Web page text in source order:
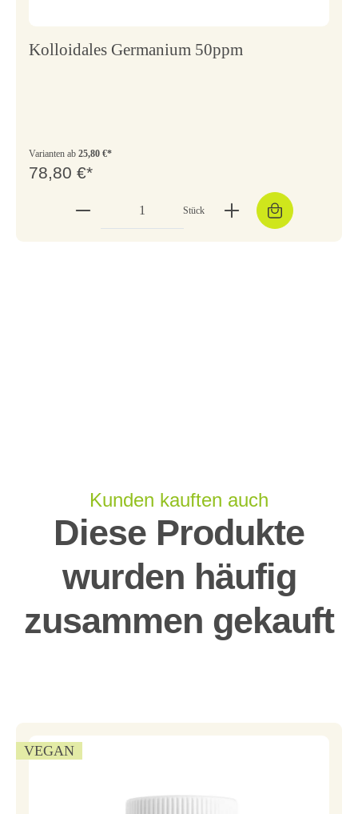
Kolloidales Germanium 50ppm
Varianten ab 25,80 €*
78,80 €*
Stück
Kunden kauften auch
Diese Produkte
wurden häufig
zusammen gekauft
VEGAN